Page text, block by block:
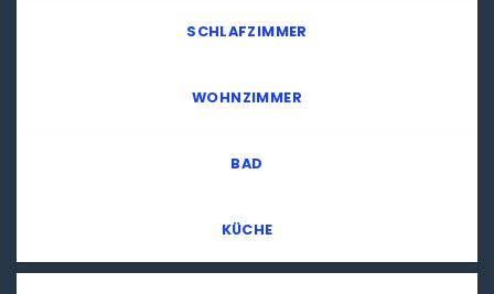
SCHLAFZIMMER
WOHNZIMMER
BAD
KÜCHE